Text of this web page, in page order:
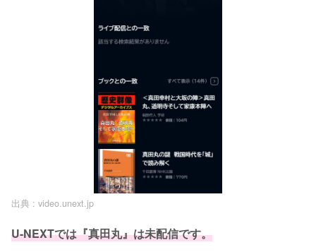
出典 : video.unext.jp
U-NEXTでは『真田丸』は未配信です。